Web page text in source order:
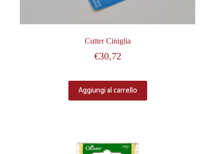
Cutter Ciniglia
€30,72
Aggiungi al carrello